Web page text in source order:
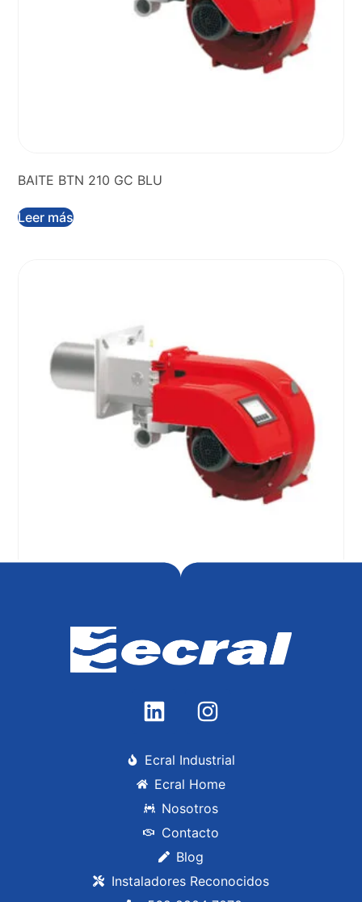
BAITE BTN 210 GC BLU
Leer más
Leer más
Ecral Industrial
Ecral Home
Nosotros
Contacto
Blog
Instaladores Reconocidos